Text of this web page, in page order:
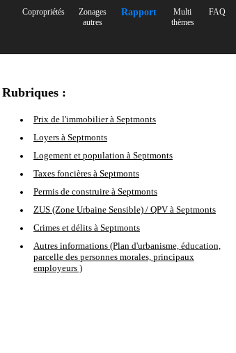
Copropriétés
Zonages
autres
Rapport
Multi
thèmes
FAQ
Rubriques :
Prix de l'immobilier à Septmonts
Loyers à Septmonts
Logement et population à Septmonts
Taxes foncières à Septmonts
Permis de construire à Septmonts
ZUS (Zone Urbaine Sensible) / QPV à Septmonts
Crimes et délits à Septmonts
Autres informations (Plan d'urbanisme, éducation,
parcelle des personnes morales, principaux
employeurs )